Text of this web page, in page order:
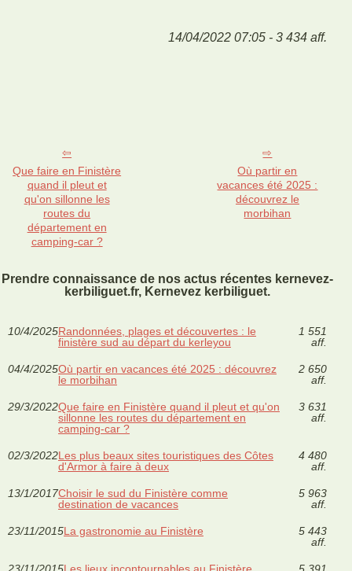
14/04/2022 07:05 - 3 434 aff.
Que faire en Finistère
quand il pleut et
qu'on sillonne les
routes du
département en
camping-car ?
Où partir en
vacances été 2025 :
découvrez le
morbihan
Prendre connaissance de nos actus récentes kernevez-
kerbiliguet.fr, Kernevez kerbiliguet.
10/4/2025Randonnées, plages et découvertes : le
finistère sud au départ du kerleyou
1 551
aff.
04/4/2025Où partir en vacances été 2025 : découvrez
le morbihan
2 650
aff.
29/3/2022Que faire en Finistère quand il pleut et qu'on
sillonne les routes du département en
camping-car ?
3 631
aff.
02/3/2022Les plus beaux sites touristiques des Côtes
d'Armor à faire à deux
4 480
aff.
13/1/2017Choisir le sud du Finistère comme
destination de vacances
5 963
aff.
23/11/2015La gastronomie au Finistère
5 443
aff.